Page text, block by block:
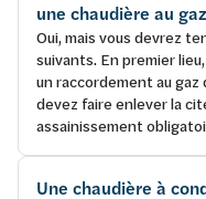
une chaudière au
Oui, mais vous devrez
suivants. En premier
un raccordement au
devez faire enlever la
assainissement
Une chaudière à